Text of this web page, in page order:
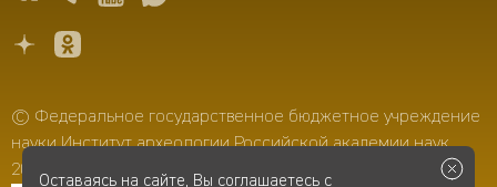
© Федеральное государственное бюджетное учреждение
науки Институт археологии Российской академии наук,
2006–2026
Оставаясь на сайте, Вы соглашаетесь с